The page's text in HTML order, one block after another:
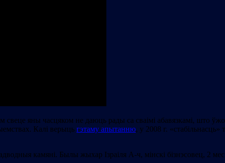
яны часцяком не даюць рады са сваімі абавязкамі, што
Калі верыць гэтаму апытанню, у 2008 г.
камяні. Былы жыхар Ізраіля А-ч, мінскі бізнэсовец, 2